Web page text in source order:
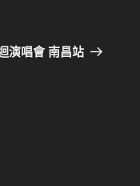
演唱會 南昌站